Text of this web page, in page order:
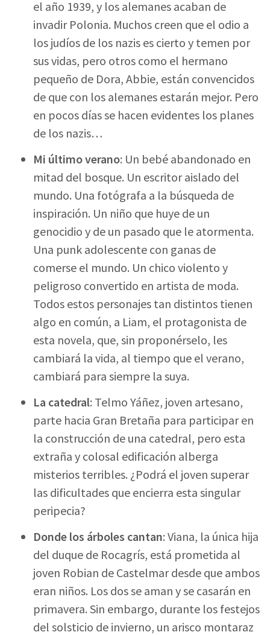
el año 1939, y los alemanes acaban de
invadir Polonia. Muchos creen que el odio a
los judíos de los nazis es cierto y temen por
sus vidas, pero otros como el hermano
pequeño de Dora, Abbie, están convencidos
de que con los alemanes estarán mejor. Pero
en pocos días se hacen evidentes los planes
de los nazis…
Mi último verano: Un bebé abandonado en
mitad del bosque. Un escritor aislado del
mundo. Una fotógrafa a la búsqueda de
inspiración. Un niño que huye de un
genocidio y de un pasado que le atormenta.
Una punk adolescente con ganas de
comerse el mundo. Un chico violento y
peligroso convertido en artista de moda.
Todos estos personajes tan distintos tienen
algo en común, a Liam, el protagonista de
esta novela, que, sin proponérselo, les
cambiará la vida, al tiempo que el verano,
cambiará para siempre la suya.
La catedral: Telmo Yáñez, joven artesano,
parte hacia Gran Bretaña para participar en
la construcción de una catedral, pero esta
extraña y colosal edificación alberga
misterios terribles. ¿Podrá el joven superar
las dificultades que encierra esta singular
peripecia?
Donde los árboles cantan: Viana, la única hija
del duque de Rocagrís, está prometida al
joven Robian de Castelmar desde que ambos
eran niños. Los dos se aman y se casarán en
primavera. Sin embargo, durante los festejos
del solsticio de invierno, un arisco montaraz